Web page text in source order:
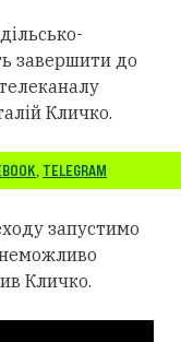
завершити до
Кличко.
, TELEGRAM
запустимо
Кличко.